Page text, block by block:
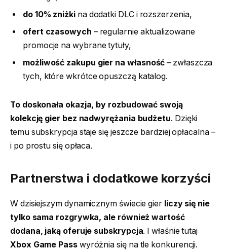
do 10% zniżkina dodatki DLC i rozszerzenia,
ofert czasowych – regularnie aktualizowane
promocje na wybrane tytuły,
możliwość zakupu gier na własność – zwłaszcza
tych, które wkrótce opuszczą katalog.
To doskonała okazja, by rozbudować swoją
kolekcję gier bez nadwyrężania budżetu. Dzięki
temu subskrypcja staje się jeszcze bardziej opłacalna –
i po prostu się opłaca.
Partnerstwa i dodatkowe korzyści
W dzisiejszym dynamicznym świecie gier liczy się nie
tylko sama rozgrywka, ale również wartość
dodana, jaką oferuje subskrypcja. I właśnie tutaj
Xbox Game Passwyróżnia się na tle konkurencji.